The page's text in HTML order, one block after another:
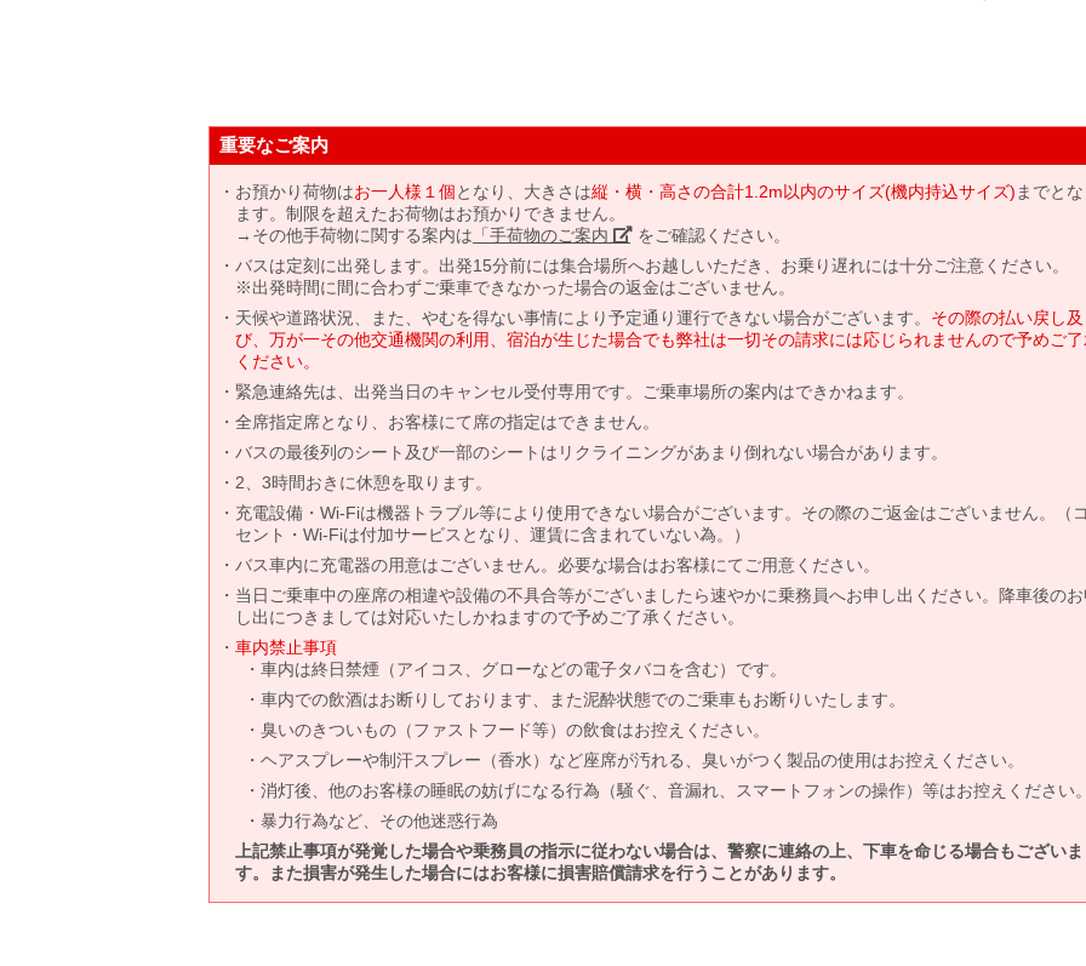
重要なご案内
お預かり荷物はお一人様１個となり、大きさは縦・横・高さの合計1.2m以内のサイズ(機内持込サイズ) までと
ます。制限を超えたお荷物はお預かりできません。
→その他手荷物に関する案内は 「手荷物のご案内」 をご確認ください。
バスは定刻に出発します。出発15分前には集合場所へお越しいただき、お乗り遅れには十分ご注意ください。
※出発時間に間に合わずご乗車できなかった場合の返金はございません。
天候や道路状況、また、やむを得ない事情により予定通り運行できない場合がございます。 その際の払い戻し及
び、万が一その他交通機関の利用、宿泊が生じた場合でも弊社は一切その請求には応じられませんので予めご
ください。
緊急連絡先は、出発当日のキャンセル受付専用です。ご乗車場所の案内はできかねます。
全席指定席となり、お客様にて席の指定はできません。
バスの最後列のシート及び一部のシートはリクライニングがあまり倒れない場合があります。
2、3時間おきに休憩を取ります。
充電設備・Wi-Fiは機器トラブル等により使用できない場合がございます。その際のご返金はございません。（
セント・Wi-Fiは付加サービスとなり、運賃に含まれていない為。）
バス車内に充電器の用意はございません。必要な場合はお客様にてご用意ください。
当日ご乗車中の座席の相違や設備の不具合等がございましたら速やかに乗務員へお申し出ください。降車後の
し出につきましては対応いたしかねますので予めご了承ください。
車内禁止事項
車内は終日禁煙（アイコス、グローなどの電子タバコを含む）です。
車内での飲酒はお断りしております、また泥酔状態でのご乗車もお断りいたします。
臭いのきついもの（ファストフード等）の飲食はお控えください。
ヘアスプレーや制汗スプレー（香水）など座席が汚れる、臭いがつく製品の使用はお控えください。
消灯後、他のお客様の睡眠の妨げになる行為（騒ぐ、音漏れ、スマートフォンの操作）等はお控えください
暴力行為など、その他迷惑行為
上記禁止事項が発覚した場合や乗務員の指示に従わない場合は、警察に連絡の上、下車を命じる場合もございま
す。また損害が発生した場合にはお客様に損害賠償請求を行うことがあります。